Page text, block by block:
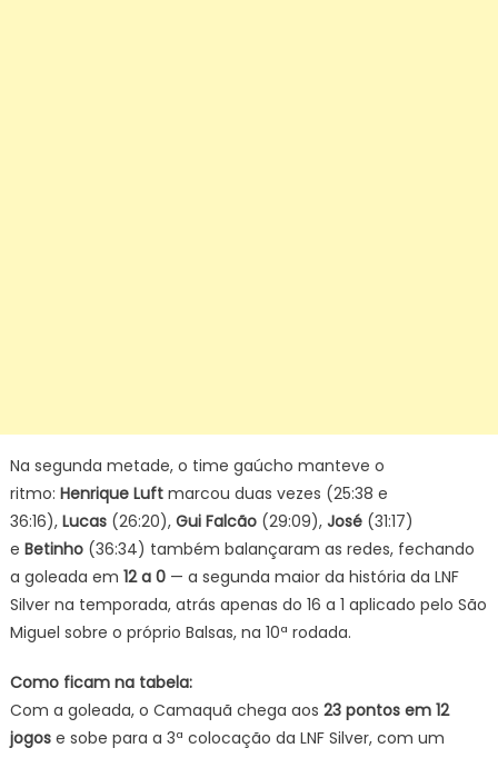
Na segunda metade, o time gaúcho manteve o
ritmo: Henrique Luftmarcou duas vezes (25:38 e
36:16), Lucas(26:20), Gui Falcão(29:09), José(31:17)
e Betinho(36:34) também balançaram as redes, fechando
a goleada em 12 a 0— a segunda maior da história da LNF
Silver na temporada, atrás apenas do 16 a 1 aplicado pelo São
Miguel sobre o próprio Balsas, na 10ª rodada.
Como ficam na tabela:
Com a goleada, o Camaquã chega aos 23 pontos em 12
jogose sobe para a 3ª colocação da LNF Silver, com um